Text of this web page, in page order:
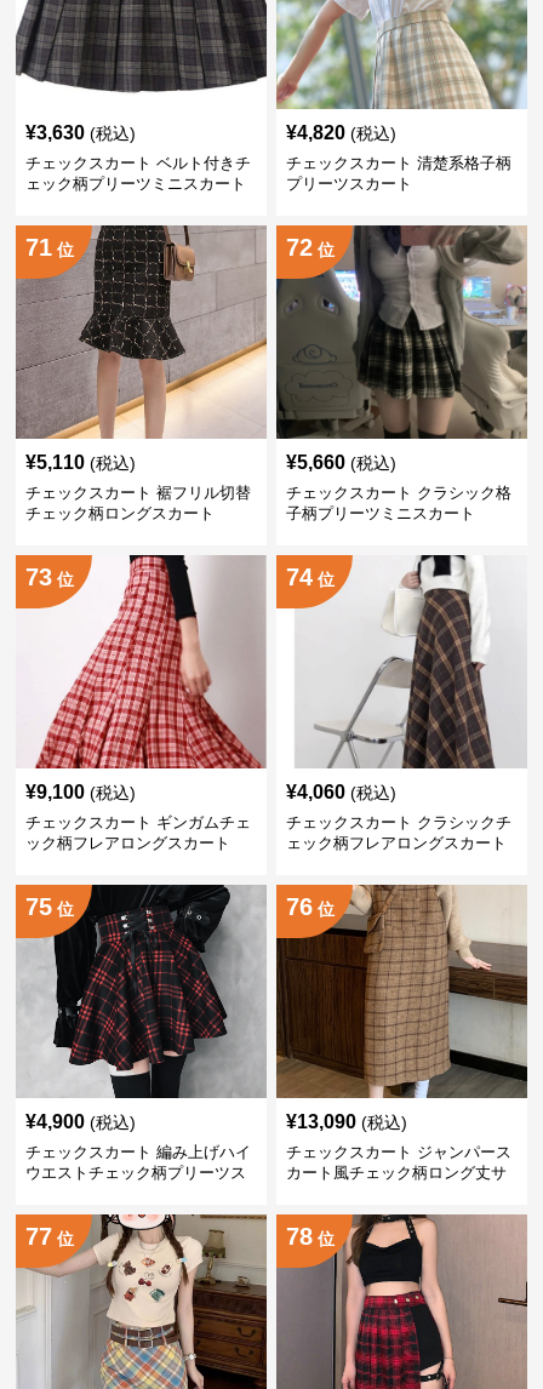
¥3,630 (税込)
チェックスカート ベルト付きチ
ェック柄プリーツミニスカート
¥4,820 (税込)
チェックスカート 清楚系格子柄
プリーツスカート
71 位
¥5,110 (税込)
チェックスカート 裾フリル切替
チェック柄ロングスカート
72 位
¥5,660 (税込)
チェックスカート クラシック格
子柄プリーツミニスカート
73 位
¥9,100 (税込)
チェックスカート ギンガムチェ
ック柄フレアロングスカート
74 位
¥4,060 (税込)
チェックスカート クラシックチ
ェック柄フレアロングスカート
75 位
¥4,900 (税込)
チェックスカート 編み上げハイ
ウエストチェック柄プリーツス
76 位
¥13,090 (税込)
チェックスカート ジャンパース
カート風チェック柄ロング丈サ
77 位 78 位